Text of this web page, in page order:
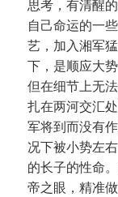
思考，有清醒
自己命运的一
艺，加入湘军
下，是顺应大
但在细节上无
扎在两河交汇
军将到而没有
况下被小势左
的长子的性命
帝之眼，精准